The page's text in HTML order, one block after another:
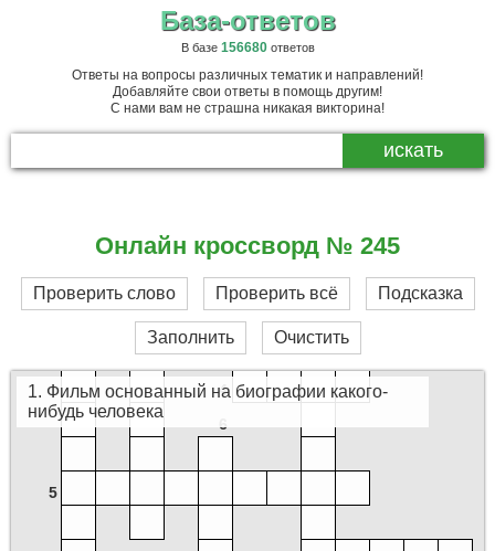
База-ответов
В базе 156680ответов
Ответы на вопросы различных тематик и направлений!
Добавляйте свои ответы в помощь другим!
С нами вам не страшна никакая викторина!
Онлайн кроссворд № 245
Проверить слово Проверить всё Подсказка
Заполнить Очистить
1. Фильм основанный на биографии какого-
нибудь человека
2
4
6
5